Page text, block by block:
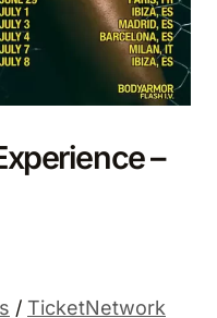
–
/ TicketNetwork